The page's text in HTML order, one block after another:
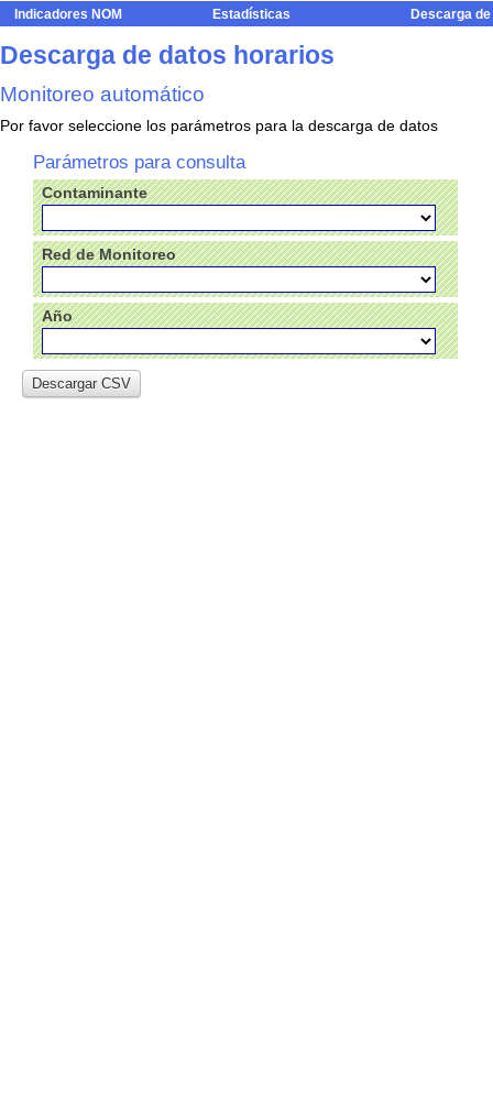
Indicadores NOM Estadísticas Descarga
Descarga de datos horarios
Monitoreo automático
Por favor seleccione los parámetros para la descarga de datos
Parámetros para consulta
Contaminante
Red de Monitoreo
Año
Descargar CSV